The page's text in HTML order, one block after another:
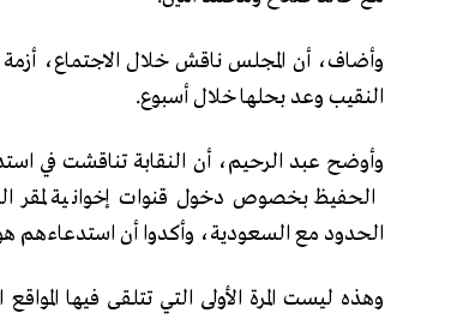
وأضاف، أن المجلس ناقش خلال الاجتماع،
النقيب وعد بحلها خلال أسبوع.
وأوضح عبد الرحيم، أن النقابة تناقشت في
الحفيظ بخصوص دخول قنوات إخوانية لمقر
الحدود مع السعودية، وأكدوا أن استدعاءهم
وهذه ليست المرة الأولى التي تتلقى فيها